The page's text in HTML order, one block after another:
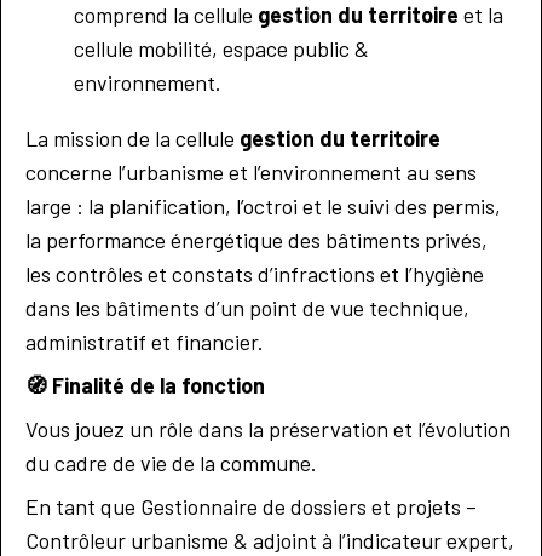
comprend la cellule gestion du territoire et la
cellule mobilité, espace public &
environnement.
La mission de la cellule gestion du territoire
concerne l’urbanisme et l’environnement au sens
large : la planification, l’octroi et le suivi des permis,
la performance énergétique des bâtiments privés,
les contrôles et constats d’infractions et l’hygiène
dans les bâtiments d’un point de vue technique,
administratif et financier.
🧭 Finalité de la fonction
Vous jouez un rôle dans la préservation et l’évolution
du cadre de vie de la commune.
En tant que Gestionnaire de dossiers et projets –
Contrôleur urbanisme & adjoint à l’indicateur expert,